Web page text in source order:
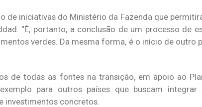
de iniciativas do Ministério da Fazenda que
“É, portanto, a conclusão de um processo de
verdes. Da mesma forma, é o início de outro
de todas as fontes na transição, em apoio ao
para outros países que buscam integrar
investimentos concretos.